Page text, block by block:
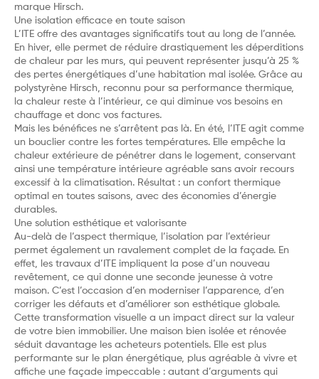
marque Hirsch.
Une isolation efficace en toute saison
L’ITE offre des avantages significatifs tout au long de l’année.
En hiver, elle permet de réduire drastiquement les déperditions
de chaleur par les murs, qui peuvent représenter jusqu’à 25 %
des pertes énergétiques d’une habitation mal isolée. Grâce au
polystyrène Hirsch, reconnu pour sa performance thermique,
la chaleur reste à l’intérieur, ce qui diminue vos besoins en
chauffage et donc vos factures.
Mais les bénéfices ne s’arrêtent pas là. En été, l’ITE agit comme
un bouclier contre les fortes températures. Elle empêche la
chaleur extérieure de pénétrer dans le logement, conservant
ainsi une température intérieure agréable sans avoir recours
excessif à la climatisation. Résultat : un confort thermique
optimal en toutes saisons, avec des économies d’énergie
durables.
Une solution esthétique et valorisante
Au-delà de l’aspect thermique, l’isolation par l’extérieur
permet également un ravalement complet de la façade. En
effet, les travaux d’ITE impliquent la pose d’un nouveau
revêtement, ce qui donne une seconde jeunesse à votre
maison. C’est l’occasion d’en moderniser l’apparence, d’en
corriger les défauts et d’améliorer son esthétique globale.
Cette transformation visuelle a un impact direct sur la valeur
de votre bien immobilier. Une maison bien isolée et rénovée
séduit davantage les acheteurs potentiels. Elle est plus
performante sur le plan énergétique, plus agréable à vivre et
affiche une façade impeccable : autant d’arguments qui